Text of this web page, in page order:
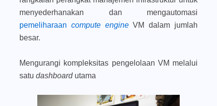
menyederhanakan dan mengautomasi
pemeliharaan compute engine VM dalam jumlah
besar.
Mengurangi kompleksitas pengelolaan VM melalui
satu dashboard utama